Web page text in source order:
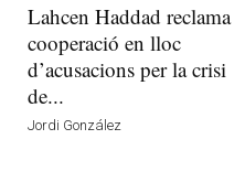
Lahcen Haddad reclama
cooperació en lloc
d’acusacions per la crisi
de...
Jordi González